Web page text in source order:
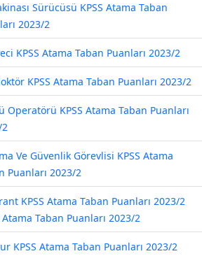
Sürücüsü KPSS Atama Taban
2023/2
KPSS Atama Taban Puanları 2023/2
KPSS Atama Taban Puanları 2023/2
Operatörü KPSS Atama Taban Puanları
Ve Güvenlik Görevlisi KPSS Atama
Puanları 2023/2
KPSS Atama Taban Puanları 2023/2
Atama Taban Puanları 2023/2
KPSS Atama Taban Puanları 2023/2